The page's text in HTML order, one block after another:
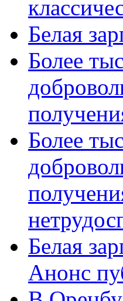
Белая
Более
Более
Белая
Анонс